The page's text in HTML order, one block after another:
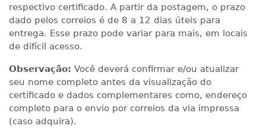
respectivo certificado. A partir da postagem, o prazo
dado pelos correios é de 8 a 12 dias úteis para
entrega. Esse prazo pode variar para mais, em locais
de difícil acesso.
Observação: Você deverá confirmar e/ou atualizar
seu nome completo antes da visualização do
certificado e dados complementares como, endereço
completo para o envio por correios da via impressa
(caso adquira).